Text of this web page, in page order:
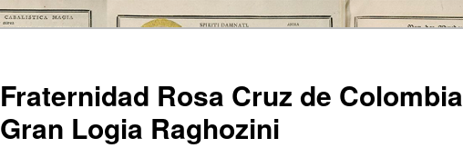
Fraternidad Rosa Cruz de Colombia
Gran Logia Raghozini